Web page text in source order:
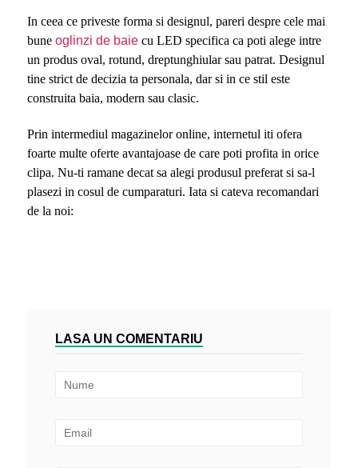
In ceea ce priveste forma si designul, pareri despre cele mai
bune oglinzi de baiecu LED specifica ca poti alege intre
un produs oval, rotund, dreptunghiular sau patrat. Designul
tine strict de decizia ta personala, dar si in ce stil este
construita baia, modern sau clasic.
Prin intermediul magazinelor online, internetul iti ofera
foarte multe oferte avantajoase de care poti profita in orice
clipa. Nu-ti ramane decat sa alegi produsul preferat si sa-l
plasezi in cosul de cumparaturi. Iata si cateva recomandari
de la noi:
LASA UN COMENTARIU